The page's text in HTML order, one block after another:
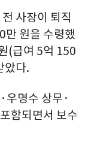
사장이 퇴직
원을 수령했
(급여 5억 150
았다.
우명수 상무·
함되면서 보수